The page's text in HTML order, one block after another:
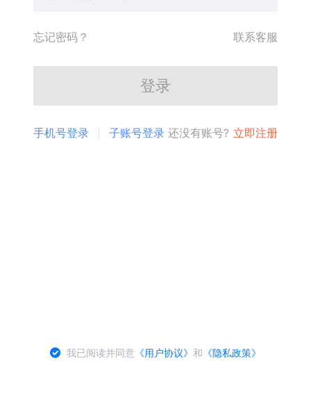
忘记密码？ 联系客服
登录
手机号登录 子账号登录 还没有账号? 立即注册
我已阅读并同意 《用户协议》和 《隐私政策》